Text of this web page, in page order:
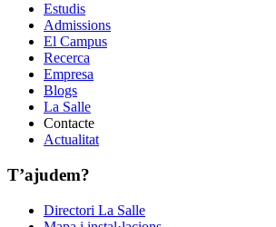
Estudis
Admissions
El Campus
Recerca
Empresa
Blogs
La Salle
Contacte
Actualitat
T’ajudem?
Directori La Salle